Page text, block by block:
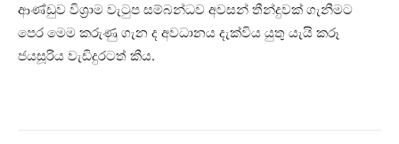
ආණ්ඩුව විශ්‍රාම වැටුප සම්බන්ධව අවසන් තීන්දුවක් ගැනීමට
පෙර මෙම කරුණු ගැන ද අවධානය දැක්විය යුතු යැයි කරූ
ජයසූරිය වැඩිදුරටත් කීය.